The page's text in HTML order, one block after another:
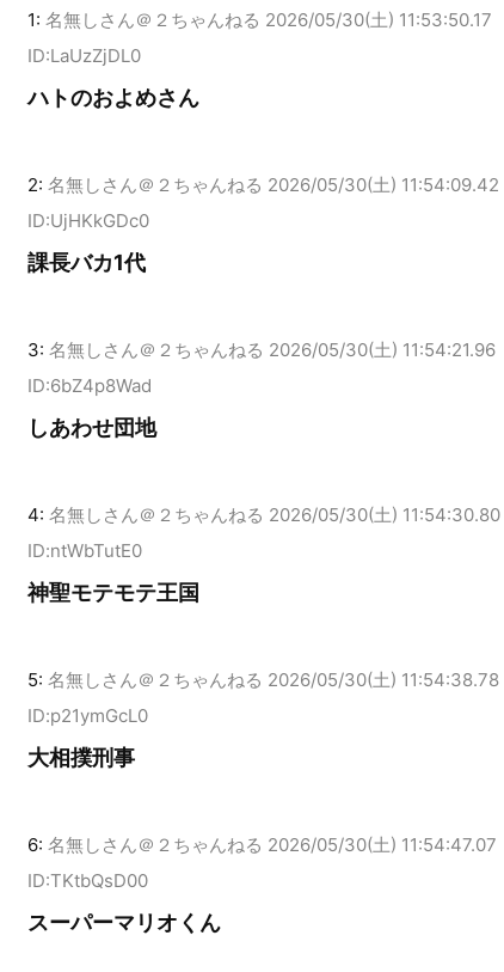
1: 名無しさん＠２ちゃんねる 2026/05/30(土) 11:53:50.17
ID:LaUzZjDL0
ハトのおよめさん
2: 名無しさん＠２ちゃんねる 2026/05/30(土) 11:54:09.42
ID:UjHKkGDc0
課長バカ1代
3: 名無しさん＠２ちゃんねる 2026/05/30(土) 11:54:21.96
ID:6bZ4p8Wad
しあわせ団地
4: 名無しさん＠２ちゃんねる 2026/05/30(土) 11:54:30.80
ID:ntWbTutE0
神聖モテモテ王国
5: 名無しさん＠２ちゃんねる 2026/05/30(土) 11:54:38.78
ID:p21ymGcL0
大相撲刑事
6: 名無しさん＠２ちゃんねる 2026/05/30(土) 11:54:47.07
ID:TKtbQsD00
スーパーマリオくん